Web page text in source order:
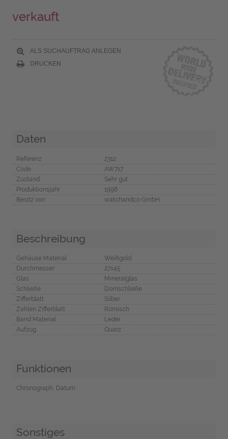
verkauft
ALS SUCHAUFTRAG ANLEGEN
DRUCKEN
Daten
Referenz
2312
Code
AW717
Zustand
Sehr gut
Produktionsjahr
1998
Besitz von
watchandco GmbH
Beschreibung
Gehäuse Material
Weißgold
Durchmesser
27x45
Glas
Mineralglas
Schließe
Dornschließe
Zifferblatt
Silber
Zahlen Zifferblatt
Römisch
Band Material
Leder
Aufzug
Quarz
Funktionen
Chronograph, Datum
Sonstiges